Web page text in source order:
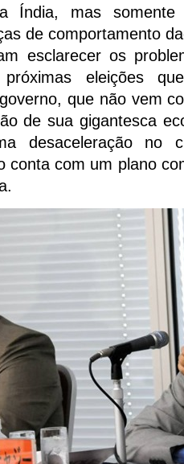
Índia, mas
de comportamento
esclarecer os
eleições
que não vem
de sua gigantesca
desaceleração no
conta com um plano